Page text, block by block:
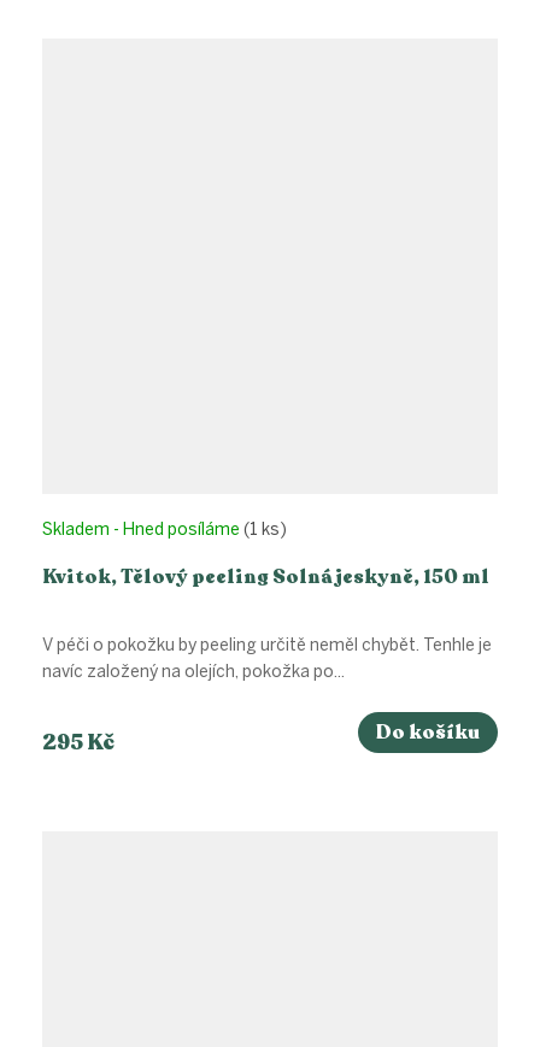
Kvitok, Tělový peeling Solná jeskyně, 150 ml
Skladem - Hned posíláme (1 ks)
295 Kč Do košíku
V péči o pokožku by peeling určitě neměl chybět. Tenhle je
navíc založený na olejích, pokožka po...